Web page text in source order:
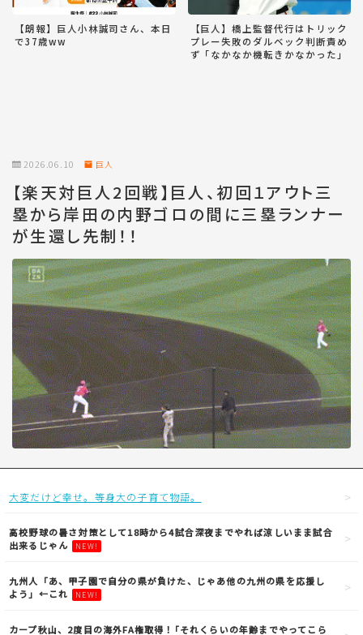
【朗報】巨人小林誠司さん、本日
で37歳ww
【巨人】橋上監督代行はトリック
プレー失敗のダルベック判断責め
ず「なかなか機転きかなかった」
2026.06.10 巨人
【楽天対巨人2回戦】巨人、初回１アウト三
塁から岸田の内野ゴロの間に三塁ランナー
が生還し先制！！
大変だけど幸せ。等身大の子育て物語。
高校野球の暑さ対策として18時から4試合深夜までやれば涼しいまま試合
出来るじゃん
NEW!
九州人「あ、甲子園で自分の県が負けた、じゃあ他の九州の県を応援し
よう」←これ
NEW!
カープ秋山、2度目の海外FA権取得！｢それくらいの年齢までやってこら